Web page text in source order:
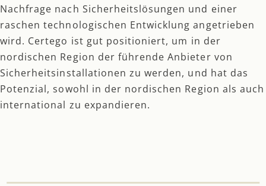
Nachfrage nach Sicherheitslösungen und einer
raschen technologischen Entwicklung angetrieben
wird. Certego ist gut positioniert, um in der
nordischen Region der führende Anbieter von
Sicherheitsinstallationen zu werden, und hat das
Potenzial, sowohl in der nordischen Region als auch
international zu expandieren.